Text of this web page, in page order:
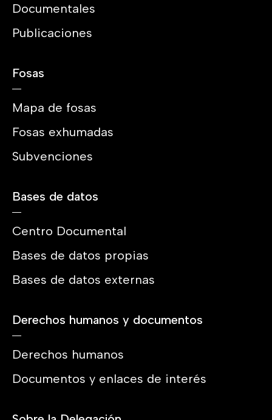
Documentales
Publicaciones
Fosas
Mapa de fosas
Fosas exhumadas
Subvenciones
Bases de datos
Centro Documental
Bases de datos propias
Bases de datos externas
Derechos humanos y documentos
Derechos humanos
Documentos y enlaces de interés